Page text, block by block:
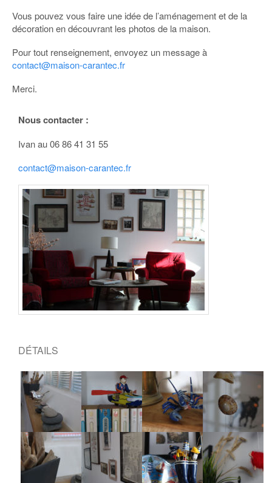
Vous pouvez vous faire une idée de l’aménagement et de la
décoration en découvrant les photos de la maison.
Pour tout renseignement, envoyez un message à
contact@maison-carantec.fr
Merci.
Nous contacter :
Ivan au 06 86 41 31 55
contact@maison-carantec.fr
DÉTAILS